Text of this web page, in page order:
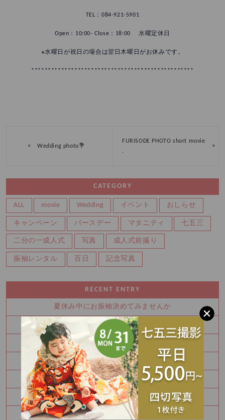
TEL：084-921-5901
Open：10:00- Close：18:00 水曜定休日
※水曜日が祝日の場合は翌日木曜日がお休みです。
*************************************************
« Wedding photo💐
FURISODE PHOTO short movie
.
»
CATEGORY
ALL movie Wedding イベント おしらせ
キャンペーン バースデー マタニティ 七五三
二分の一成人式 写真 成人式前撮り
振袖レンタル 百日 記念写真
RECENT ENTRY
夏休み中にお振袖決めてみませんか
8月 夏の特別展示会 ご予約枠残りわずかです！！
Half Birthday‪‪*°♡
8月 振袖特別展示会 ご予約受付中です！！
Happy Birthday🎉
七五三詣りの神社紹介⛩️
8月振袖展示会予約受付中✨